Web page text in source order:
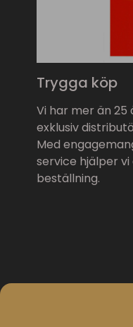
Trygga köp
Vi har mer än
exklusiv
Med
service hjälper
beställning.